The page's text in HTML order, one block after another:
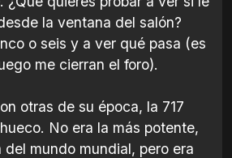
la ventana del salón?
o seis y a ver qué pasa (es
me cierran el foro).
otras de su época, la 717
No era la más potente,
del mundo mundial, pero era